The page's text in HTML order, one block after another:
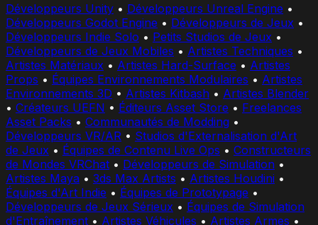
Développeurs Unity • Développeurs Unreal Engine •
Développeurs Godot Engine • Développeurs de Jeux •
Développeurs Indie Solo • Petits Studios de Jeux •
Développeurs de Jeux Mobiles • Artistes Techniques •
Artistes Matériaux • Artistes Hard-Surface • Artistes
Props • Équipes Environnements Modulaires • Artistes
Environnements 3D • Artistes Kitbash • Artistes Blender
• Créateurs UEFN • Éditeurs Asset Store • Freelances
Asset Packs • Communautés de Modding •
Développeurs VR/AR • Studios d'Externalisation d'Art
de Jeux • Équipes de Contenu Live Ops • Constructeurs
de Mondes VRChat • Développeurs de Simulation •
Artistes Maya • 3ds Max Artists • Artistes Houdini •
Équipes d'Art Indie • Équipes de Prototypage •
Développeurs de Jeux Sérieux • Équipes de Simulation
d'Entraînement • Artistes Véhicules • Artistes Armes •